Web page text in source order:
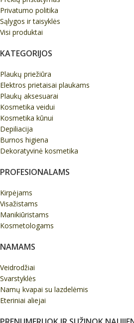
Privatumo politika
Sąlygos ir taisyklės
Visi produktai
KATEGORIJOS
Plaukų priežiūra
Elektros prietaisai plaukams
Plaukų aksesuarai
Kosmetika veidui
Kosmetika kūnui
Depiliacija
Burnos higiena
Dekoratyvinė kosmetika
PROFESIONALAMS
Kirpėjams
Visažistams
Manikiūristams
Kosmetologams
NAMAMS
Veidrodžiai
Svarstyklės
Namų kvapai su lazdelėmis
Eteriniai aliejai